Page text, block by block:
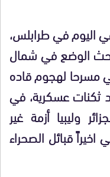
اليوم في طرابلس،
الوضع في شمال
مسرحا لهجوم قاده
ثكنات عسكرية، في
وليبيا أزمة غير
قبائل الصحراء